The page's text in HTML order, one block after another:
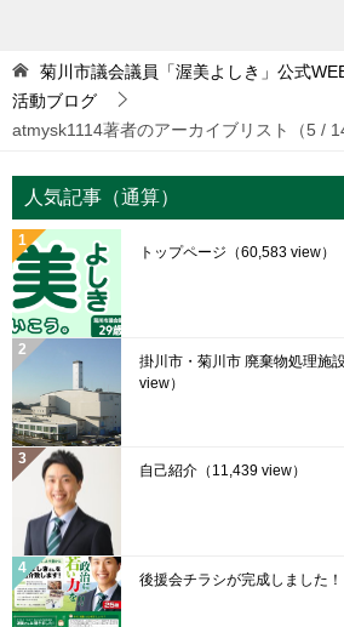
菊川市議会議員「渥美よしき」公式
活動ブログ
atmysk1114著者のアーカイブリスト（5 /
人気記事（通算）
トップページ （60,583 view）
掛川市・菊川市 廃棄物処理施
view）
自己紹介 （11,439 view）
後援会チラシが完成しました！